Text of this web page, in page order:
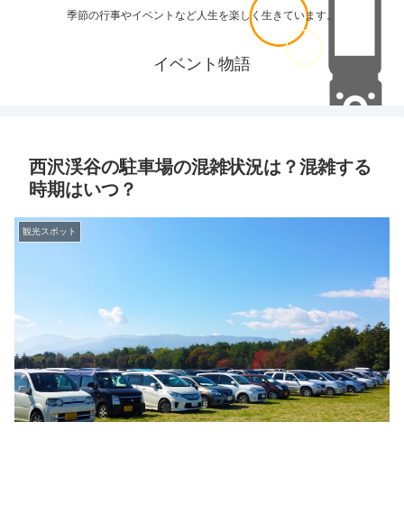
季節の行事やイベントなど人生を楽しく生きています。
イベント物語
西沢渓谷の駐車場の混雑状況は？混雑する
時期はいつ？
観光スポット